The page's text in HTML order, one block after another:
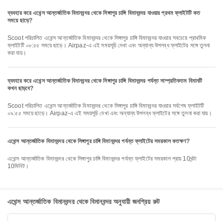
ব্যবহার করে এথেন্স আন্তর্জাতিক বিমানবন্দর থেকে সিঙ্গাপুর চাঙ্গি বিমানবন্দর যাওয়ার প্রথম ফ্লাইটটি কত
সময়ে ছাড়ে?
Scoot পরিচালিত এথেন্স আন্তর্জাতিক বিমানবন্দর থেকে সিঙ্গাপুর চাঙ্গি বিমানবন্দর যাওয়ার সবচেয়ে প্রাথমিক
ফ্লাইটটি ০৮:৫৫ সময়ে ছাড়ে। Airpaz-এ এই সময়সূচি দেখা এবং অন্যান্য উপলব্ধ ফ্লাইটের সঙ্গে তুলনা
করা যায়।
ব্যবহার করে এথেন্স আন্তর্জাতিক বিমানবন্দর থেকে সিঙ্গাপুর চাঙ্গি বিমানবন্দর পর্যন্ত সাম্প্রতিকতম বিমানটি
কখন ছাড়বে?
Scoot পরিচালিত এথেন্স আন্তর্জাতিক বিমানবন্দর থেকে সিঙ্গাপুর চাঙ্গি বিমানবন্দর যাওয়ার সর্বশেষ ফ্লাইটটি
০৯:৫৫ সময়ে ছাড়ে। Airpaz-এ এই সময়সূচি দেখা এবং অন্যান্য উপলব্ধ ফ্লাইটের সঙ্গে তুলনা করা যায়।
এথেন্স আন্তর্জাতিক বিমানবন্দর থেকে সিঙ্গাপুর চাঙ্গি বিমানবন্দর পর্যন্ত ফ্লাইটের সময়কাল কতক্ষণ?
এথেন্স আন্তর্জাতিক বিমানবন্দর থেকে সিঙ্গাপুর চাঙ্গি বিমানবন্দর পর্যন্ত ফ্লাইটের সময়কাল প্রায় 10ঘন্টা
10মিনিট।
এথেন্স আন্তর্জাতিক বিমানবন্দর থেকে বিমানবন্দর অনুযায়ী জনপ্রিয় রুট